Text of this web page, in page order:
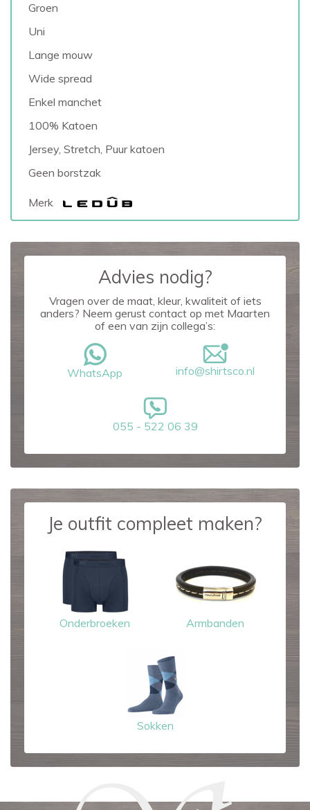
Groen
Uni
Lange mouw
Wide spread
Enkel manchet
100% Katoen
Jersey, Stretch, Puur katoen
Geen borstzak
Merk
Advies nodig?
Vragen over de maat, kleur, kwaliteit of iets
anders? Neem gerust contact op met Maarten
of een van zijn collega’s:
WhatsApp info@shirtsco.nl
055 - 522 06 39
Je outfit compleet maken?
Onderbroeken Armbanden
Sokken